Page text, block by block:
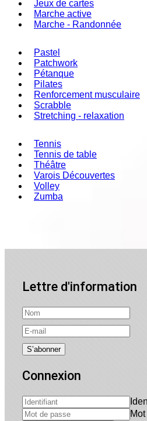
Jeux de cartes
Marche active
Marche - Randonnée
Pastel
Patchwork
Pétanque
Pilates
Renforcement musculaire
Scrabble
Stretching - relaxation
Tennis
Tennis de table
Théâtre
Varois Découvertes
Volley
Zumba
Lettre d'information
Connexion